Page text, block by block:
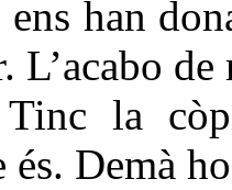
han
L’acabo
la
és. Demà